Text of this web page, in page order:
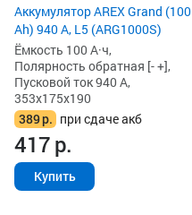
Аккумулятор AREX Grand (100
Ah) 940 А, L5 (ARG1000S)
Ёмкость 100 А·ч,
Полярность обратная [- +],
Пусковой ток 940 А,
353x175x190
389р. при сдаче акб
417р.
Купить